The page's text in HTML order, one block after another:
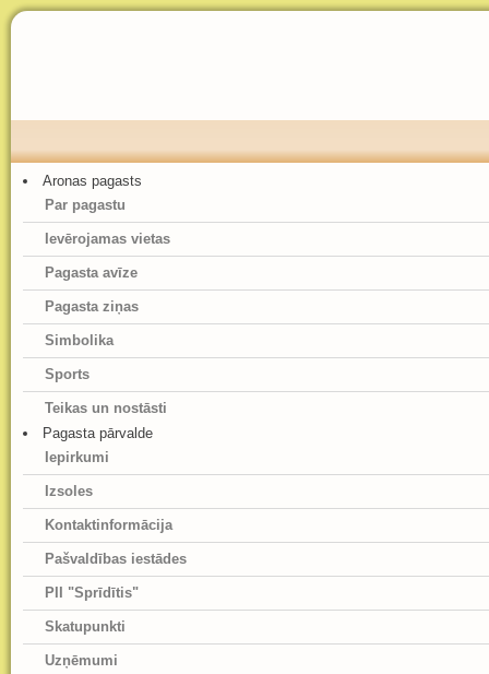
Aronas pagasts
Par pagastu
Ievērojamas vietas
Pagasta avīze
Pagasta ziņas
Simbolika
Sports
Teikas un nostāsti
Pagasta pārvalde
Iepirkumi
Izsoles
Kontaktinformācija
Pašvaldības iestādes
PII "Sprīdītis"
Skatupunkti
Uzņēmumi